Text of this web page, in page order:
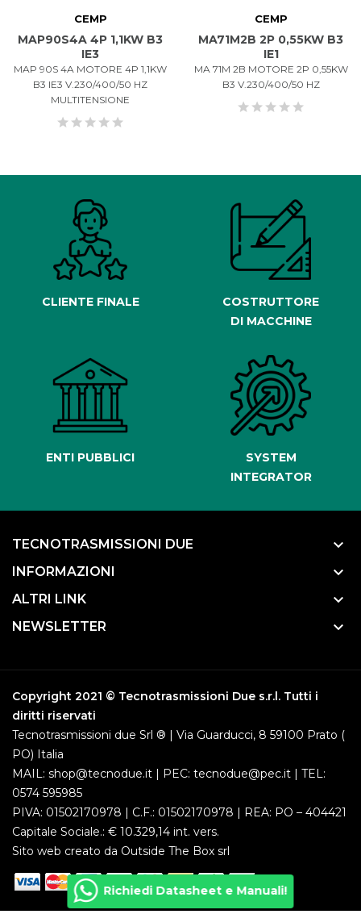
CEMP
MAP90S4A 4P 1,1KW B3
IE3
MAP 90S 4A MOTORE 4P 1,1KW
B3 IE3 V.230/400/50 HZ
MULTITENSIONE
CEMP
MA71M2B 2P 0,55KW B3
IE1
MA 71M 2B MOTORE 2P 0,55KW
B3 V.230/400/50 HZ
CLIENTE FINALE
COSTRUTTORE
DI MACCHINE
ENTI PUBBLICI
SYSTEM
INTEGRATOR
TECNOTRASMISSIONI DUE keyboard_arrow_down
INFORMAZIONI keyboard_arrow_down
ALTRI LINK keyboard_arrow_down
NEWSLETTER keyboard_arrow_down
Richiedi Datasheet e Manuali!
Copyright 2021 © Tecnotrasmissioni Due s.r.l. Tutti i
diritti riservati
Tecnotrasmissioni due Srl ® | Via Guarducci, 8 59100 Prato (
PO) Italia
MAIL: shop@tecnodue.it | PEC: tecnodue@pec.it | TEL:
0574 595985
PIVA: 01502170978 | C.F.: 01502170978 | REA: PO – 404421
Capitale Sociale.: € 10.329,14 int. vers.
Sito web creato da Outside The Box srl